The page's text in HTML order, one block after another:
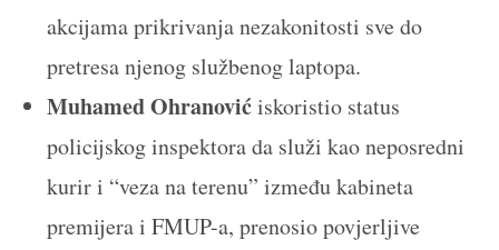
akcijama prikrivanja nezakonitosti sve do
pretresa njenog službenog laptopa.
Muhamed Ohranovićiskoristio status
policijskog inspektora da služi kao neposredni
kurir i “veza na terenu” između kabineta
premijera i FMUP-a, prenosio povjerljive